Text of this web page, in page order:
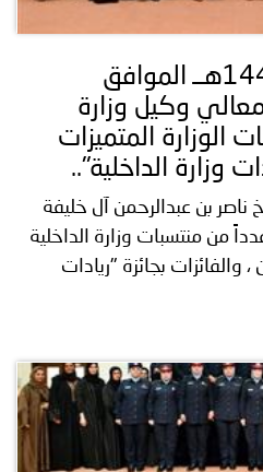
البحرين ـ 1446/06/02هــ الموافق
04 م - معالي وكيل وزارة
الوزارة المتميزات
وزارة الداخلية"..
ناصر بن عبدالرحمن آل خليفة
من منتسبات وزارة الداخلية
والفائزات بجائزة "ريادات